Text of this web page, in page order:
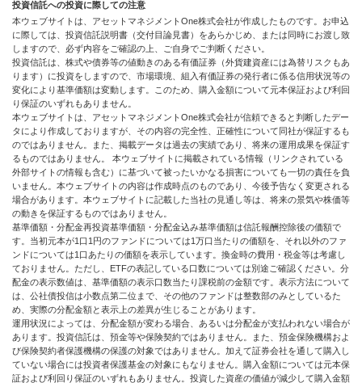
投資信託への投資に際しての注意
本ウェブサイトは、アセットマネジメントOne株式会社が作成したものです。お申込
に際しては、投資信託説明書（交付目論見書）をあらかじめ、または同時にお渡し致
しますので、必ず内容をご確認の上、ご自身でご判断ください。
投資信託は、株式や債券等の値動きのある有価証券（外貨建資産には為替リスクもあ
ります）に投資をしますので、市場環境、組入有価証券の発行者に係る信用状況等の
変化により基準価額は変動します。このため、購入金額について元本保証および利回
り保証のいずれもありません。
本ウェブサイトは、アセットマネジメントOne株式会社が信頼できると判断したデー
タにより作成しておりますが、その内容の完全性、正確性について同社が保証するも
のではありません。また、掲載データは過去の実績であり、将来の運用成果を保証す
るものではありません。 本ウェブサイトに掲載されている情報（リンクされている
外部サイトの情報も含む）に基づいて被ったいかなる損害についても一切の責任を負
いません。本ウェブサイトの内容は作成時点のものであり、今後予告なく変更される
場合があります。本ウェブサイトに記載した当社の見通し等は、将来の景気や株価等
の動きを保証するものではありません。
基準価額・分配金再投資基準価額・分配金込み基準価額は信託報酬控除後の価額で
す。当初元本が1口1円のファンドについては1万口当たりの価額を、それ以外のファ
ンドについては1口あたりの価額を表示しています。換金時の費用・税金等は考慮し
ておりません。ただし、ETFの表記している口数については別途ご確認ください。分
配金の表示数値は、基準価額の表示口数当たり課税前の金額です。表示方法について
は、公社債投信は小数点第二位まで、その他のファンドは整数部のみとしているた
め、実際の分配金額と表示上の差異が生じることがあります。
運用状況によっては、分配金額が変わる場合、あるいは分配金が支払われない場合が
あります。投資信託は、預金等や保険契約ではありません。また、預金保険機構およ
び保険契約者保護機構の保護の対象ではありません。加えて証券会社を通して購入し
ていない場合には投資者保護基金の対象にもなりません。購入金額については元本保
証および利回り保証のいずれもありません。投資した資産の価値が減少して購入金額